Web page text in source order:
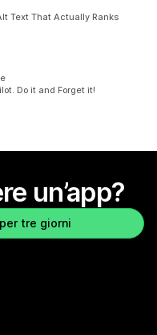
Text That Actually Ranks
Do it and Forget it!
un’app?
tre giorni